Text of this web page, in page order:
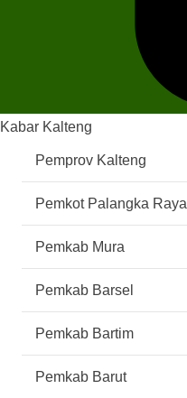
Kabar Kalteng
Pemprov Kalteng
Pemkot Palangka Raya
Pemkab Mura
Pemkab Barsel
Pemkab Bartim
Pemkab Barut